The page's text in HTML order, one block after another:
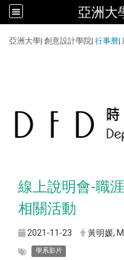
亞洲大
亞洲大學| 創意設計學院| 行事曆|
線上說明會-職
相關活動
2021-11-23 黃明媛,
學系影片